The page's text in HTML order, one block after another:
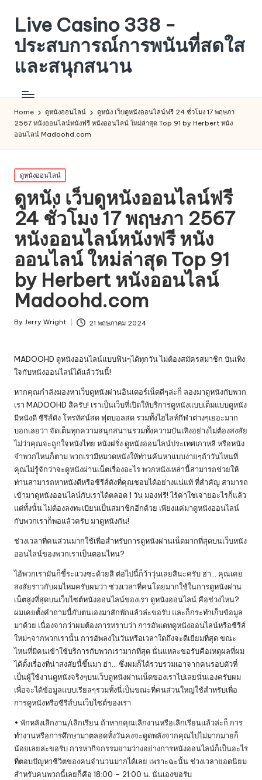
Live Casino 338 -
ประสบการณ์การพนันที่สดใส
และสนุกสนาน
Home ดูหนังออนไลน์
ดูหนัง เว็บดูหนังออนไลน์ฟรี 24 ชั่วโมง 17 พฤษภา
2567 หนังออนไลน์หนังฟรี หนังออนไลน์ ใหม่ล่าสุด Top 91 by Herbert หนัง
ออนไลน์ Madoohd.com
Posted
in
ดูหนังออนไลน์
ดูหนัง เว็บดูหนังออนไลน์ฟรี
24 ชั่วโมง 17 พฤษภา 2567
หนังออนไลน์หนังฟรี หนัง
ออนไลน์ ใหม่ล่าสุด Top 91
by Herbert หนังออนไลน์
Madoohd.com
Posted
By Jerry Wright 21 พฤษภาคม 2024
MADOOHD ดูหนังออนไลน์แบบฟินๆได้ทุกวัน ไม่ต้องสมัครสมาชิก บันเทิง
ใจกับหนังออนไลน์ได้แล้ววันนี้!
หากคุณกำลังมองหาเว็บดูหนังผ่านอินเตอร์เน็ตดีๆล่ะก็ ลองมาดูหนังกับพวก
เรา MADOOHD สิครับ! เราเป็นเว็บที่เปิดให้บริการดูหนังแบบเต็มแบบดูหนัง
มีหนังดี ซีรีส์ดัง โทรทัศน์สด ฟุตบอลสด รวมทั้งไฮไลท์กีฬาต่างๆเยอะมาก
บอกเลยว่า จัดเต็มทุกความสนุกสนานรวมทั้งความบันเทิงอย่างไม่ต้องสงสัย
ไม่ว่าคุณจะถูกใจหนังไทย หนังฝรั่ง ดูหนังออนไลน์ประเทศเกาหลี หรือหนัง
จำพวกไหนก็ตาม พวกเรามีหมวดหนังให้ท่านค้นหาแบบง่ายๆถ้าวันไหนที่
คุณไม่รู้จักว่าจะดูหนังผ่านเน็ตเรื่องอะไร พวกหนังเหล่านี้สามารถช่วยให้
ท่านสามารถหาหนังดีหรือซีรีส์ดังที่คุณชอบได้อย่างแน่แท้ ที่สำคัญ สามารถ
เข้ามาดูหนังออนไลน์กับเราได้ตลอด 1 วัน มองฟรี! ไร้ค่าใชเจ่ายอะไรก็แล้ว
แต่ทั้งนั้น ไม่ต้องลงทะเบียนเป็นสมาชิกอีกด้วย เพียงแค่มาดูหนังออนไลน์
กับพวกเราก็พอแล้วครับ มาดูหนังกัน!
ช่วงเวลาที่คนส่วนมากใช้เพื่อสำหรับการดูหนังผ่านเน็ตมากที่สุดบนเว็บหนัง
ออนไลน์ของพวกเราเป็นตอนไหน?
ไอ้พวกเรามันก็ขี้ระแวงซะด้วยสิ ต่อไปนี้ก็ว้าวุ่นเลยสินะครับ ฮ่า… คุณเคย
สงสัยราวกับผมไหมครับผมว่า ช่วงเวลาที่คนโดยมากใช้ในการดูหนังผ่าน
เน็ตสูงที่สุดบนเว็บไซต์หนังออนไลน์ของเรา ดูหนังออนไลน์ คือช่วงไหน?
ผมเคยตั้งคำถามนี้กับตนเองมาสักพักแล้วล่ะขอรับ และก็กระทำเก็บข้อมูล
มาด้วย เนื่องจากว่าผมต้องการทราบว่า การอัพเดทดูหนังออนไลน์หรือซีรีส์
ใหม่ๆจากพวกเรานั้น การอัพลงในวันหรือเวลาใดถึงจะดีเยี่ยมที่สุด ขณะ
ไหนที่มีคนเข้าใช้บริการกับพวกเรามากที่สุด นั่นแหละขอรับคือเหตุผลที่ผม
ได้ตั้งเรื่องที่น่าสงสัยนี้ขึ้นมา ฮ่า… ซึ่งผมก็ได้รวบรวมเอาจากคนรอบตัวที่
เป็นผู้ใช้งานดูหนังจริงๆบนเว็บดูหนังผ่านเน็ตของเราไปเลยนั่นเองครับผม
เพื่อจะได้ข้อมูลแบบเรียลๆรวมทั้งนี่เป็นขณะที่คนส่วนใหญ่ใช้สำหรับเพื่อ
การดูหนังหรือซีรีส์บนเว็บไซต์ของเรา
• พักหลังเลิกงาน/เลิกเรียน ถ้าหากคุณเลิกงานหรือเลิกเรียนแล้วล่ะก็ การ
ทำงานหรือการศึกษามาตลอดทั้งวันคงจะดูดพลังจากคุณไปไม่มากมายก็
น้อยเลยล่ะขอรับ การหากิจกรรมยามว่างอย่างการหนังออนไลน์ก็เป็นอะไร
ที่ตอบปัญหาชีวิตของคนจำนวนมากได้เลย เพราะฉะนั้น ช่วงเวลายอดนิยม
สำหรับคนพวกนี้เลยก็คือ 18:00 – 21:00 น. นั่นเองขอรับ